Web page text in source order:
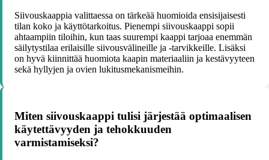
Siivouskaappia valittaessa on tärkeää huomioida ensisijaisesti
tilan koko ja käyttötarkoitus. Pienempi siivouskaappi sopii
ahtaampiin tiloihin, kun taas suurempi kaappi tarjoaa enemmän
säilytystilaa erilaisille siivousvälineille ja -tarvikkeille. Lisäksi
on hyvä kiinnittää huomiota kaapin materiaaliin ja kestävyyteen
sekä hyllyjen ja ovien lukitusmekanismeihin.
Miten siivouskaappi tulisi järjestää optimaalisen
käytettävyyden ja tehokkuuden
varmistamiseksi?